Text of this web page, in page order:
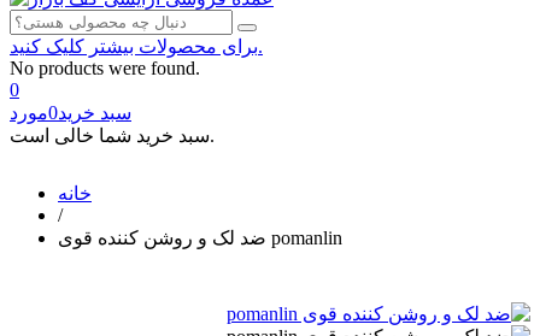
برای محصولات بیشتر کلیک کنید.
No products were found.
0
سبد خرید0مورد
سبد خرید شما خالی است.
خانه
/
ضد لک و روشن کننده قوی pomanlin